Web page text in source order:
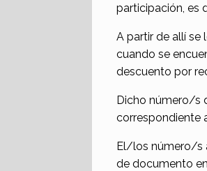
participación, es
A partir de allí se
cuando se
descuento por
Dicho número/s
correspondiente
El/los número/s
de documento